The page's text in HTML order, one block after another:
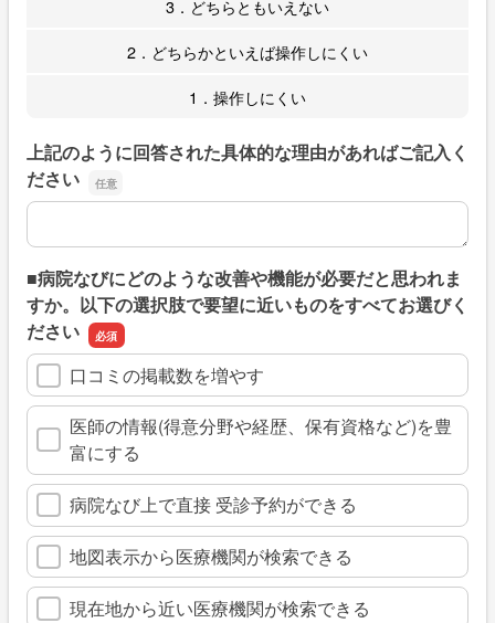
3．どちらともいえない
2．どちらかといえば操作しにくい
1．操作しにくい
上記のように回答された具体的な理由があればご記入く
ださい
上記のように回答された具体的な理由があればご記入くだ
■病院なびにどのような改善や機能が必要だと思われま
すか。以下の選択肢で要望に近いものをすべてお選びく
ださい
口コミの掲載数を増やす
医師の情報(得意分野や経歴、保有資格など)を豊
富にする
病院なび上で直接 受診予約ができる
地図表示から医療機関が検索できる
現在地から近い医療機関が検索できる